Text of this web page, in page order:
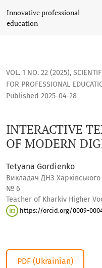
INTERACTIVE TEXTBOOK
Innovative professional
education
VOL. 1 NO. 22 (2025),
FOR PROFESSIONAL
INTERACTIVE
OF MODERN
Published 2025-04-28
Tetyana Gordienko
Викладач ДНЗ
№ 6
Teacher of Kharkiv Higher
https://orcid.org/0009-
PDF (Ukrainian)